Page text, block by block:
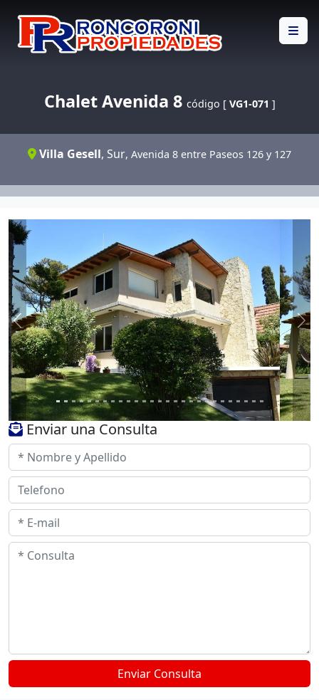
Chalet Avenida 8 código [ VG1-071 ]
Villa Gesell, Sur, Avenida 8 entre Paseos 126 y 127
Previous
Enviar una Consulta